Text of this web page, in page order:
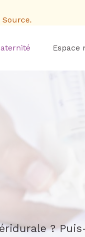
Espace
?